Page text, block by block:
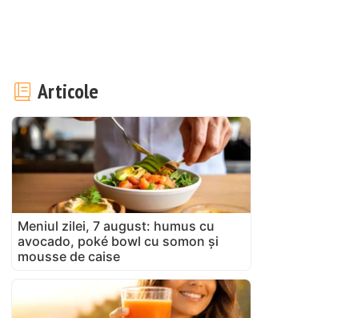
Articole
Meniul zilei, 7 august: humus cu
avocado, poké bowl cu somon și
mousse de caise